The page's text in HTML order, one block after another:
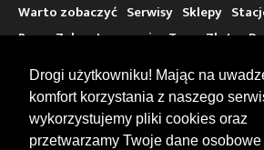
Drogi użytkowniku! Mając na
komfort korzystania z naszego
wykorzystujemy pliki cookies oraz
przetwarzamy Twoje dane osobowe
Warto zobaczyć Serwisy Sklepy
Bary Zakwaterowanie Tory Zloty
Targi
Giełdy Szkolenia
FOLLOW US